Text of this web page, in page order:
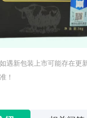
遇新包装上市可能存在更
！